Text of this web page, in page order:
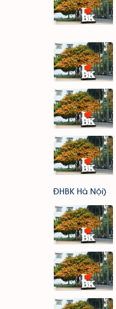
ĐHBK Hà Nội)